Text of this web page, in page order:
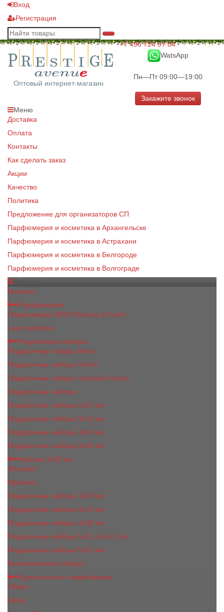
Вход
Регистрация
Оптовый интернет-магазин
+7 495 724 97 04
WatsApp
Пн—Пт 09:00—19:00
Закажите звонок
Меню
Доставка
Оплата
Контакты
Как сделать заказ
Акции
Качество
Политика
Предложение для организаторов СП
Парфюмерия и косметика в Архангельске
Парфюмерия и косметика в Астрахани
Парфюмерия и косметика в Белгороде
Парфюмерия и косметика в Волгограде
Новинки
Парфюмерия
Парфюмерия BEA'S Beauty & Scent
Luxe collection
Подарочные наборы
Подарочные наборы Bea's
Подарочные наборы 4х5ml
Подарочные наборы Victoria's Secret
Подарочные наборы
Подарочные наборы 2x15 мл
Подарочные наборы 3х15 мл
Подарочные наборы 3x50 мл
Подарочные наборы 3x20 мл
Наборы 3х20 мл
Женские
Мужские
Подарочные наборы 3х30 мл
Подарочные наборы 4x15 мл
Подарочные наборы 4x30 мл
Подарочные наборы 5x11 и 5х12 мл
Подарочные наборы 5x15 мл
Косметические наборы
Оригинальная парфюмерия
Adidas
Ajmal